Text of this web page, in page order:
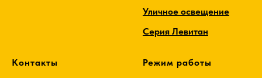
Уличное освещение
Серия Левитан
Контакты
Режим работы